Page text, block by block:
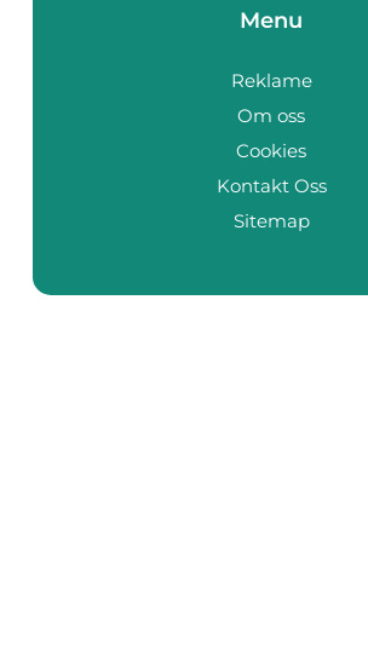
Menu
Reklame
Om oss
Cookies
Kontakt Oss
Sitemap